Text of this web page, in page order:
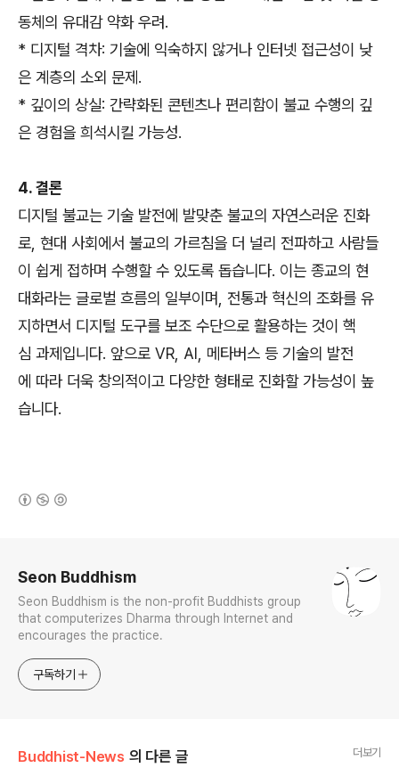
동체의 유대감 약화 우려.
* 디지털 격차: 기술에 익숙하지 않거나 인터넷 접근성이 낮
은 계층의 소외 문제.
* 깊이의 상실: 간략화된 콘텐츠나 편리함이 불교 수행의 깊
은 경험을 희석시킬 가능성.
4. 결론
디지털 불교는 기술 발전에 발맞춘 불교의 자연스러운 진화
로, 현대 사회에서 불교의 가르침을 더 널리 전파하고 사람들
이 쉽게 접하며 수행할 수 있도록 돕습니다. 이는 종교의 현
대화라는 글로벌 흐름의 일부이며, 전통과 혁신의 조화를 유
지하면서 디지털 도구를 보조 수단으로 활용하는 것이 핵
심 과제입니다. 앞으로 VR, AI, 메타버스 등 기술의 발전
에 따라 더욱 창의적이고 다양한 형태로 진화할 가능성이 높
습니다.
Seon Buddhism
Seon Buddhism is the non-profit Buddhists group
that computerizes Dharma through Internet and
encourages the practice.
구독하기
Buddhist-News 의 다른 글 더보기